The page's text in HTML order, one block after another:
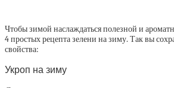
Чтобы зимой наслаждаться полезной и
4 простых рецепта зелени на зиму. Так вы
свойства:
Укроп на зиму